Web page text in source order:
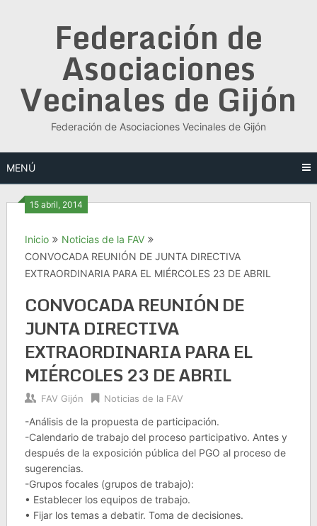
Federación de
Asociaciones
Vecinales de Gijón
Federación de Asociaciones Vecinales de Gijón
MENÚ
15 abril, 2014
Inicio
Noticias de la FAV
CONVOCADA REUNIÓN DE JUNTA DIRECTIVA
EXTRAORDINARIA PARA EL MIÉRCOLES 23 DE ABRIL
CONVOCADA REUNIÓN DE
JUNTA DIRECTIVA
EXTRAORDINARIA PARA EL
MIÉRCOLES 23 DE ABRIL
FAV Gijón Noticias de la FAV
-Análisis de la propuesta de participación.
-Calendario de trabajo del proceso participativo. Antes y
después de la exposición pública del PGO al proceso de
sugerencias.
-Grupos focales (grupos de trabajo):
• Establecer los equipos de trabajo.
• Fijar los temas a debatir. Toma de decisiones.